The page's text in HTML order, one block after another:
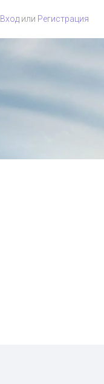
Вход или Регистрация